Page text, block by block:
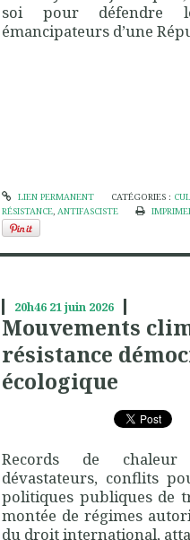
soi pour défendre
émancipateurs d’une
LIEN PERMANENT CATÉGORIES :
RÉSISTANCE, ANTIFASCISTE
20h46 21juin 2026
Mouvements
résistance
écologique
Records de
dévastateurs, conflits
politiques publiques de
montée de régimes
du droit international,